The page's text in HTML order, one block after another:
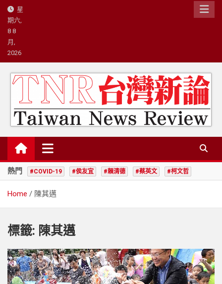
Skip
content
星
期六,
8 8
月,
2026
台灣新論/星島國際策略有限公司
熱門 #COVID-19 #侯友宜 #賴清德 #蔡英文 #柯文哲
Home 陳其邁
標籤: 陳其邁